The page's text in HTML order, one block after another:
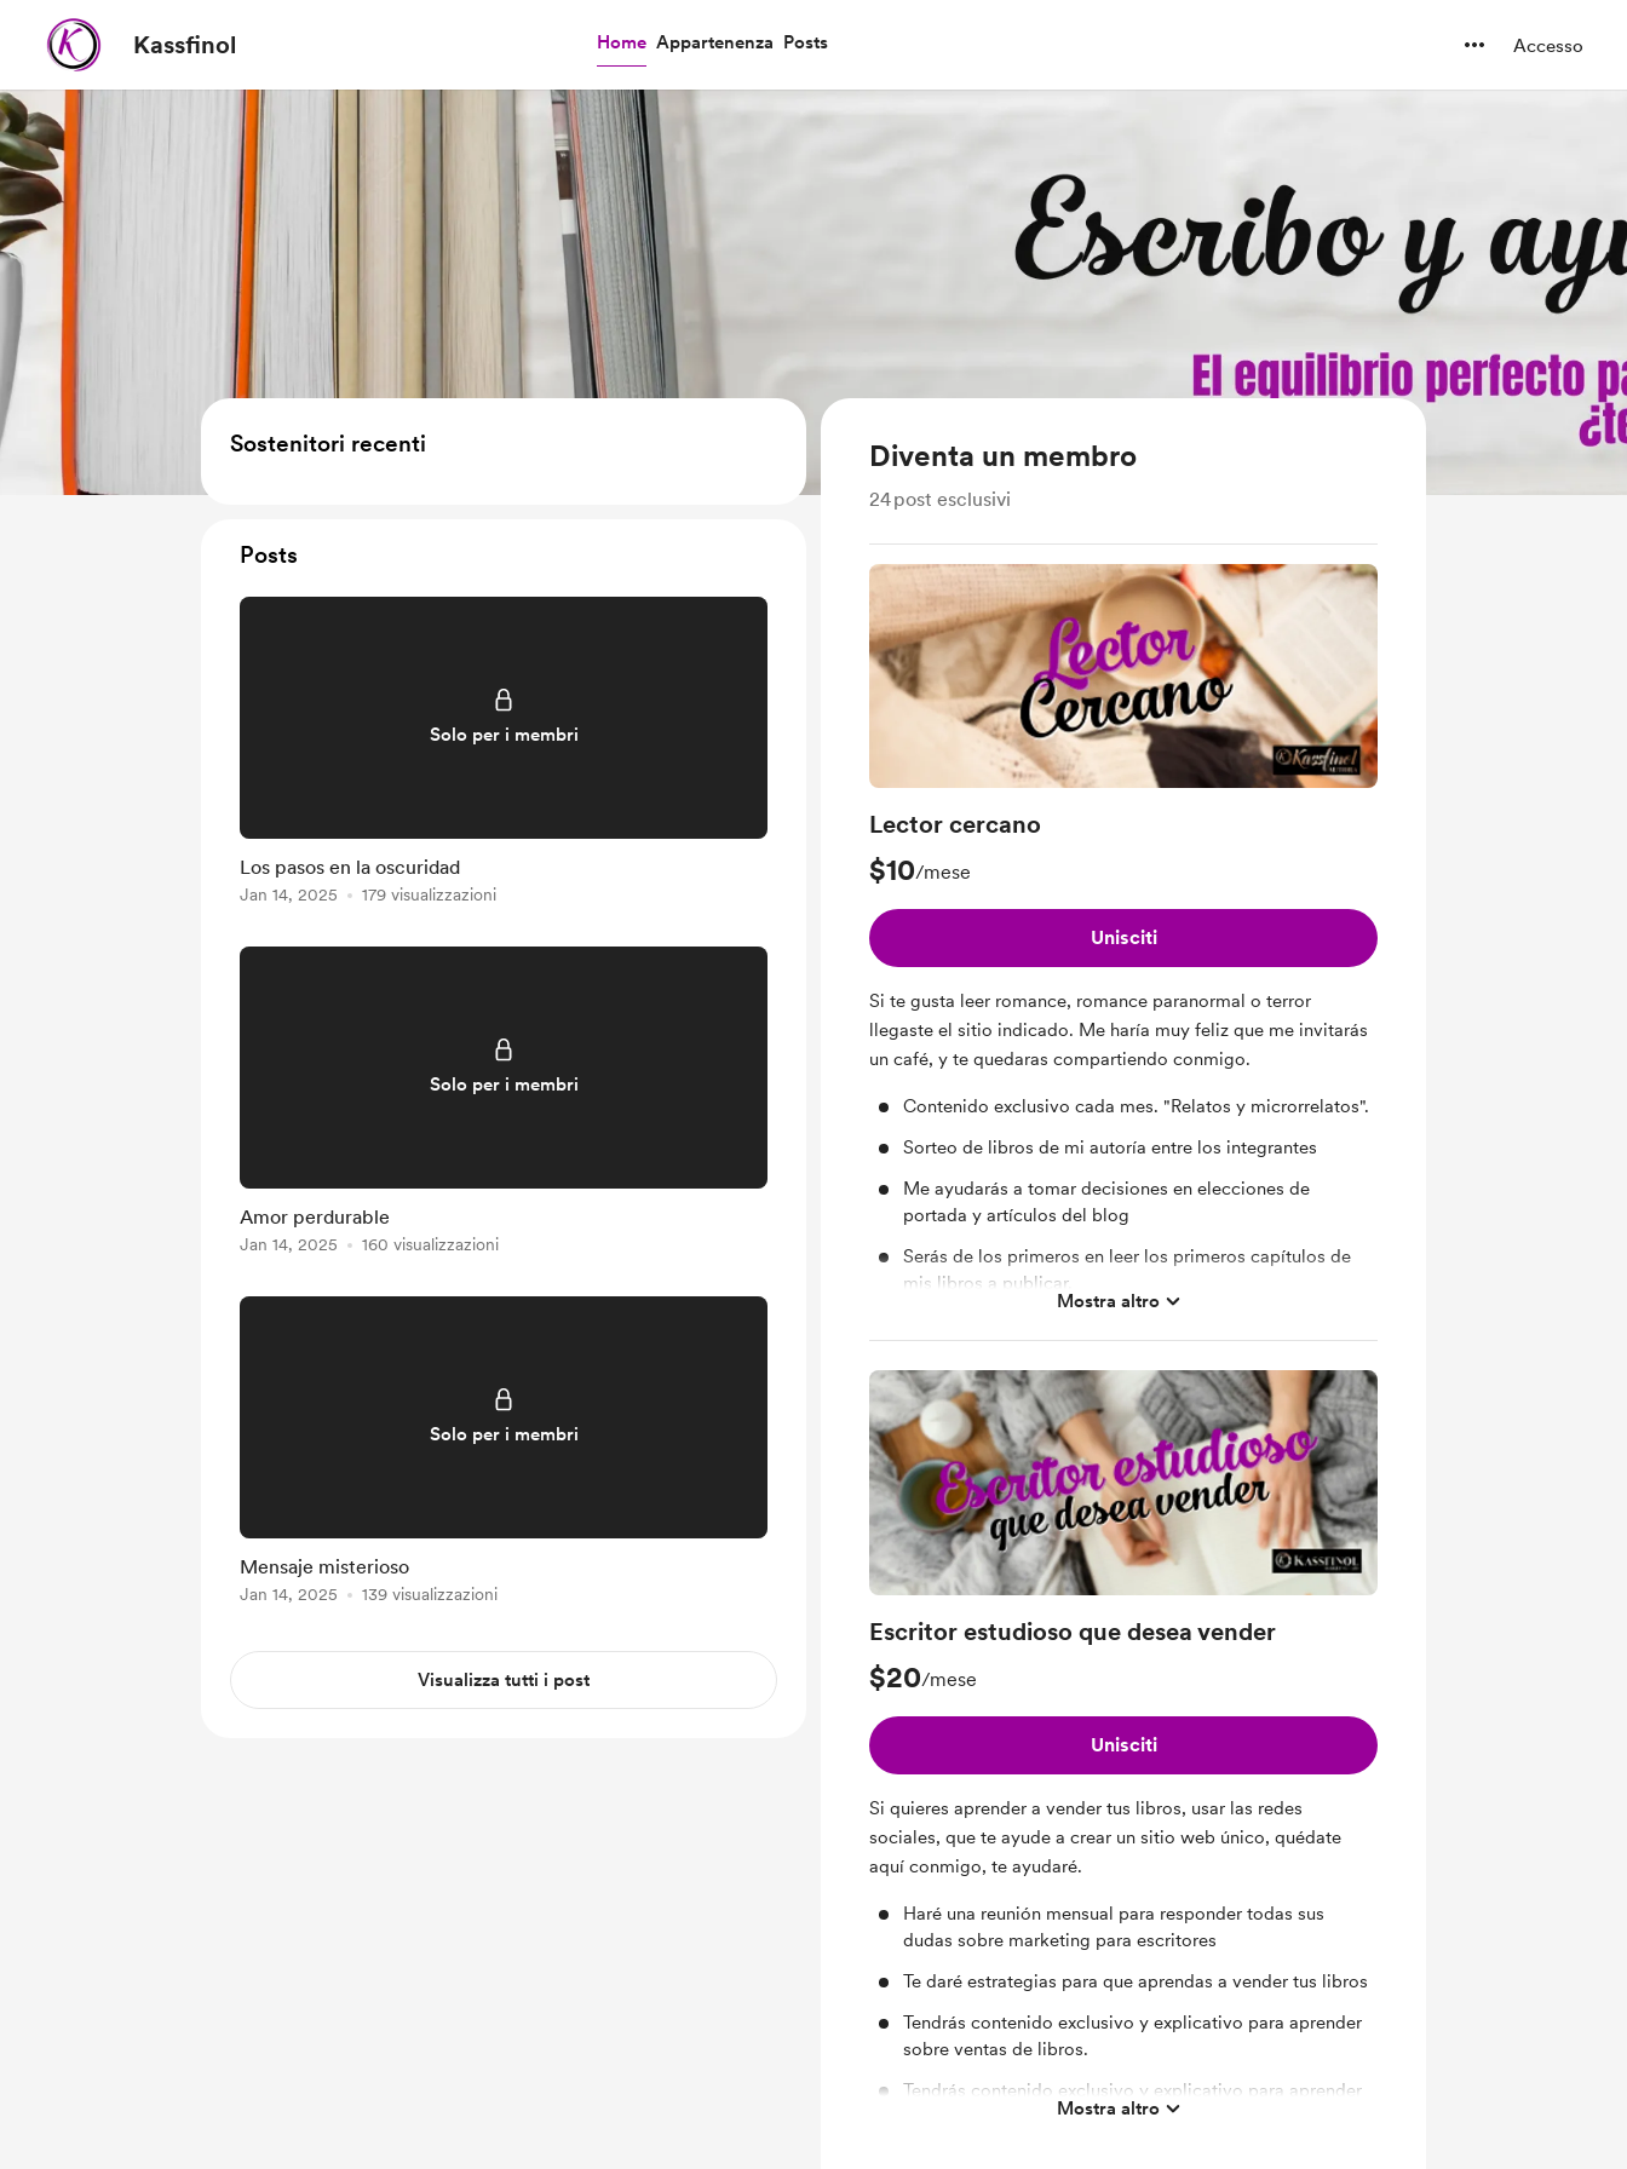
Kassfinol Home Appartenenza Posts Accesso
Diventa un membro
24post esclusivi
Lector cercano
$10/mese
Unisciti
Si te gusta leer romance, romance paranormal o terror
llegaste el sitio indicado. Me haría muy feliz que me invitarás
un café, y te quedaras compartiendo conmigo.
Contenido exclusivo cada mes. "Relatos y microrrelatos".
Sorteo de libros de mi autoría entre los integrantes
Me ayudarás a tomar decisiones en elecciones de
portada y artículos del blog
Serás de los primeros en leer los primeros capítulos de
mis libros a publicar.
Fotos de detrás de escena :V para que veas como va mi
día a día.
Mostra altro
Escritor estudioso que desea vender
$20/mese
Unisciti
Si quieres aprender a vender tus libros, usar las redes
sociales, que te ayude a crear un sitio web único, quédate
aquí conmigo, te ayudaré.
Haré una reunión mensual para responder todas sus
dudas sobre marketing para escritores
Te daré estrategias para que aprendas a vender tus libros
Tendrás contenido exclusivo y explicativo para aprender
sobre ventas de libros.
Tendrás contenido exclusivo y explicativo para aprender
sobre diseño web para escritores
Mostra altro
Sostenitori recenti
Posts
Solo per i membri
Los pasos en la oscuridad
Jan 14, 2025 179 visualizzazioni
Solo per i membri
Amor perdurable
Jan 14, 2025 160 visualizzazioni
Solo per i membri
Mensaje misterioso
Jan 14, 2025 139 visualizzazioni
Visualizza tutti i post